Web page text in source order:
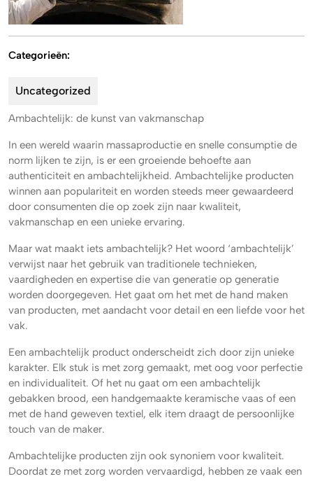
Categorieën:
Uncategorized
Ambachtelijk: de kunst van vakmanschap
In een wereld waarin massaproductie en snelle consumptie de
norm lijken te zijn, is er een groeiende behoefte aan
authenticiteit en ambachtelijkheid. Ambachtelijke producten
winnen aan populariteit en worden steeds meer gewaardeerd
door consumenten die op zoek zijn naar kwaliteit,
vakmanschap en een unieke ervaring.
Maar wat maakt iets ambachtelijk? Het woord ‘ambachtelijk’
verwijst naar het gebruik van traditionele technieken,
vaardigheden en expertise die van generatie op generatie
worden doorgegeven. Het gaat om het met de hand maken
van producten, met aandacht voor detail en een liefde voor het
vak.
Een ambachtelijk product onderscheidt zich door zijn unieke
karakter. Elk stuk is met zorg gemaakt, met oog voor perfectie
en individualiteit. Of het nu gaat om een ambachtelijk
gebakken brood, een handgemaakte keramische vaas of een
met de hand geweven textiel, elk item draagt de persoonlijke
touch van de maker.
Ambachtelijke producten zijn ook synoniem voor kwaliteit.
Doordat ze met zorg worden vervaardigd, hebben ze vaak een